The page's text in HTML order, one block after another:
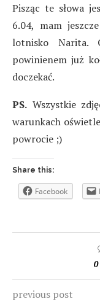
Pisząc te słowa
6.04, mam
lotnisko Narita.
powinienem już
doczekać.
PS. Wszystkie
warunkach
powrocie ;)
Share this:
Facebook
0
previous post